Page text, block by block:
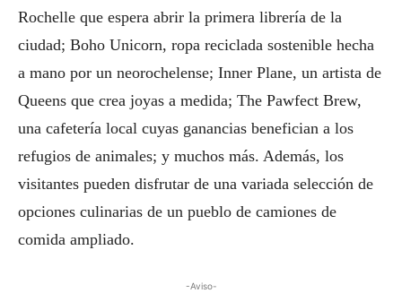
Rochelle que espera abrir la primera librería de la
ciudad; Boho Unicorn, ropa reciclada sostenible hecha
a mano por un neorochelense; Inner Plane, un artista de
Queens que crea joyas a medida; The Pawfect Brew,
una cafetería local cuyas ganancias benefician a los
refugios de animales; y muchos más. Además, los
visitantes pueden disfrutar de una variada selección de
opciones culinarias de un pueblo de camiones de
comida ampliado.
-Aviso-